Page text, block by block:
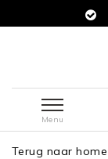
Menu
Terug naar home